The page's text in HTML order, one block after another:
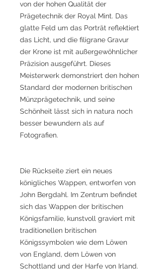
von der hohen Qualität der
Prägetechnik der Royal Mint. Das
glatte Feld um das Porträt reflektiert
das Licht, und die filigrane Gravur
der Krone ist mit außergewöhnlicher
Präzision ausgeführt. Dieses
Meisterwerk demonstriert den hohen
Standard der modernen britischen
Münzprägetechnik, und seine
Schönheit lässt sich in natura noch
besser bewundern als auf
Fotografien.
Die Rückseite ziert ein neues
königliches Wappen, entworfen von
John Bergdahl. Im Zentrum befindet
sich das Wappen der britischen
Königsfamilie, kunstvoll graviert mit
traditionellen britischen
Königssymbolen wie dem Löwen
von England, dem Löwen von
Schottland und der Harfe von Irland.